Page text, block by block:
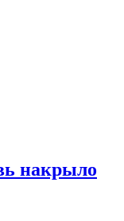
накрыло